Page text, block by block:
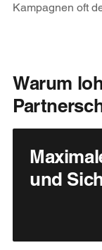
Kampagnen oft
Warum
und